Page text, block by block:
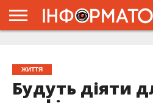
ЖИТТЯ
Будуть діяти